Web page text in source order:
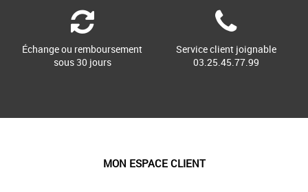
Échange ou remboursement
sous 30 jours
Service client joignable
03.25.45.77.99
MON ESPACE CLIENT